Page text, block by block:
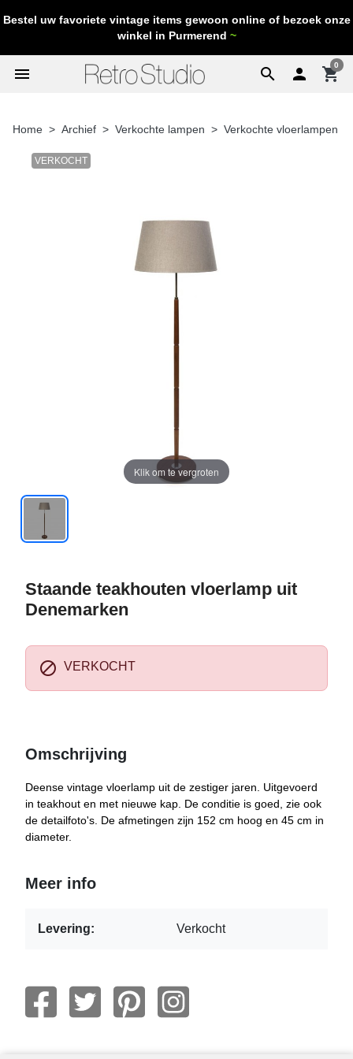
Bestel uw favoriete vintage items gewoon online of bezoek onze
winkel in Purmerend ~
search
menu  shopping_cart
0
Home Archief Verkochte lampen Verkochte vloerlampen
VERKOCHT
Klik om te vergroten
Staande teakhouten vloerlamp uit
Denemarken
 VERKOCHT
Omschrijving
Deense vintage vloerlamp uit de zestiger jaren. Uitgevoerd
in teakhout en met nieuwe kap. De conditie is goed, zie ook
de detailfoto's. De afmetingen zijn 152 cm hoog en 45 cm in
diameter.
Meer info
Levering: Verkocht